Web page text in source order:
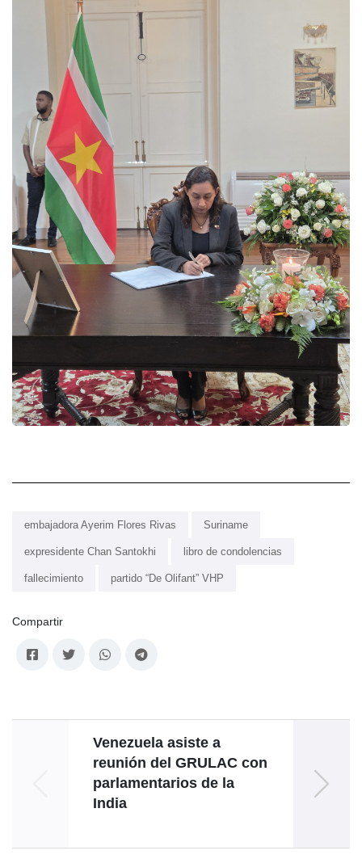
embajadora Ayerim Flores Rivas Suriname
expresidente Chan Santokhi libro de condolencias
fallecimiento partido “De Olifant” VHP
Compartir
Venezuela asiste a
reunión del GRULAC con
parlamentarios de la
India
de la